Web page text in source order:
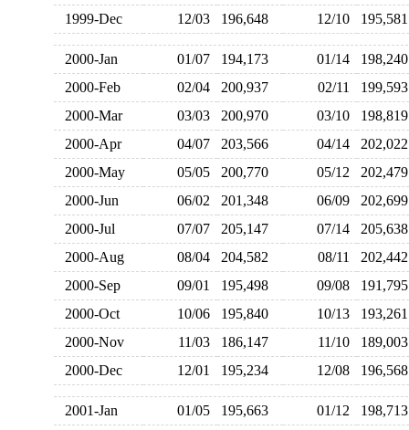
1999-Dec
12/03 196,648 12/10
2000-Jan 01/07 194,173 01/14
2000-Feb
02/04 200,937 02/11
2000-Mar
03/03 200,970 03/10
2000-Apr
04/07 203,566 04/14
2000-May
05/05 200,770 05/12
2000-Jun
06/02 201,348 06/09
2000-Jul
07/07 205,147 07/14
2000-Aug
08/04 204,582 08/11
2000-Sep
09/01 195,498 09/08
2000-Oct
10/06 195,840 10/13
2000-Nov
11/03 186,147 11/10
2000-Dec
12/01 195,234 12/08
2001-Jan 01/05 195,663 01/12